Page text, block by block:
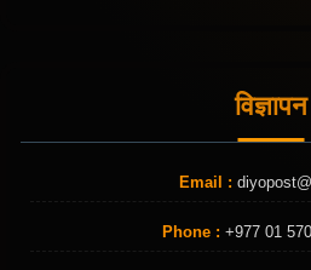
विज्ञापन
Email :
Phone : +977 01